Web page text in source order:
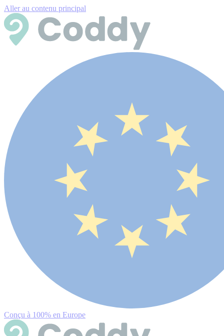
Aller au contenu principal
Conçu à 100% en Europe